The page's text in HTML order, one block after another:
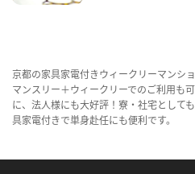
京都の家具家電付きウィークリーマンシ
マンスリー＋ウィークリーでのご利用も
に、法人様にも大好評！寮・社宅として
具家電付きで単身赴任にも便利です。